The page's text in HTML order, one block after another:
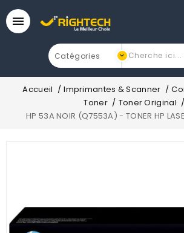

Accueil Imprimantes & Scanner
Toner
Toner Original
HP 53A NOIR (Q7553A) - TONER HP